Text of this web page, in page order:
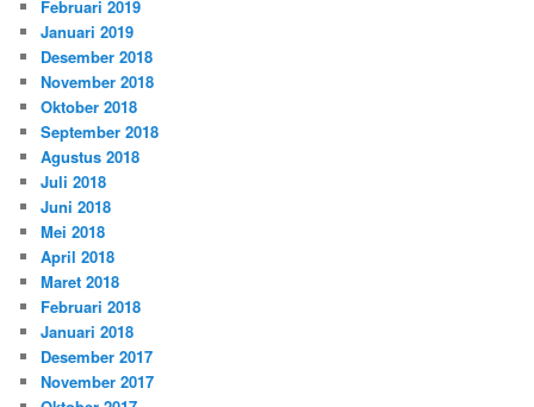
Februari 2019
Januari 2019
Desember 2018
November 2018
Oktober 2018
September 2018
Agustus 2018
Juli 2018
Juni 2018
Mei 2018
April 2018
Maret 2018
Februari 2018
Januari 2018
Desember 2017
November 2017